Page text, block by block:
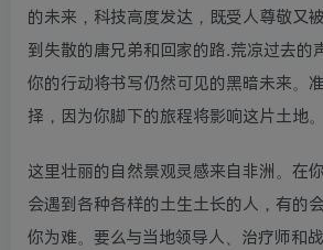
的未来，科技高度发达，既受人尊敬又
到失散的唐兄弟和回家的路.荒凉过去的
你的行动将书写仍然可见的黑暗未来。
择，因为你脚下的旅程将影响这片土地。
这里壮丽的自然景观灵感来自非洲。在
会遇到各种各样的土生土长的人，有的
你为难。要么与当地领导人、治疗师和